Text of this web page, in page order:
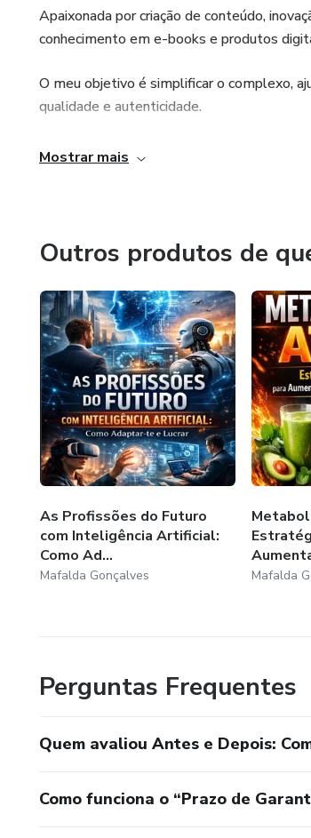
Apaixonada por criação de conteúdo,
conhecimento em e-books e produtos
O meu objetivo é simplificar o complexo,
qualidade e autenticidade.
Mostrar mais
Outros produtos de
As Profissões do Futuro
com Inteligência Artificial:
Como Ad...
Mafalda Gonçalves Mafalda
Perguntas Frequentes
Quem avaliou Antes e Depois:
Como funciona o “Prazo de